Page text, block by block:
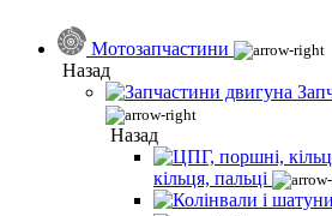
Мотозапчастини
Назад
Назад
кільця, пальці